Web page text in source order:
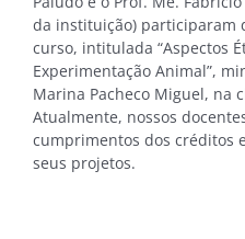
da instituição) participaram
curso, intitulada “Aspectos
Experimentação Animal”,
Marina Pacheco Miguel, na
Atualmente, nossos
cumprimentos dos créditos
seus projetos.